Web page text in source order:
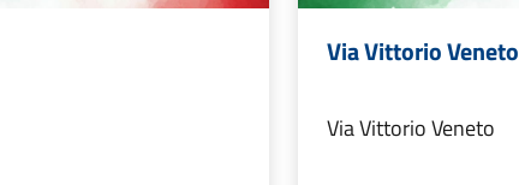
Via Vittorio Veneto
Via Vittorio Veneto